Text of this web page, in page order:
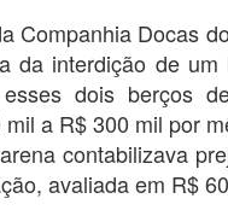
Companhia Docas
da interdição de
dois berços
a R$ 300 mil por
contabilizava
avaliada em R$